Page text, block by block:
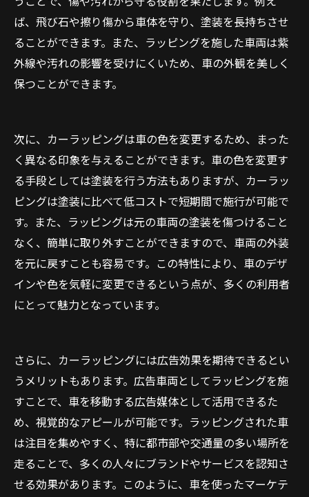
ば、飛び石や擦り傷から車体を守り、塗装を長持ちさせ
ることができます。また、ラッピングを施した車両は紫
外線や汚れの影響を受けにくいため、車の外観を美しく
保つことができます。
次に、カーラッピングは車の色を変更するため、まった
く異なる印象を与えることができます。車の色を変更す
る手段としては塗装を行う方法もありますが、カーラッ
ピングは塗装に比べて低コストで短期間で施行が可能で
す。また、ラッピングは元の車両の塗装を傷つけること
なく、簡単に取り外すことができますので、車両の外装
を元に戻すことも容易です。この特性により、車のデザ
インや色を気軽に変更できるという点が、多くの利用者
にとって魅力となっています。
さらに、カーラッピングには広告効果を期待できるとい
うメリットもあります。広告車両としてラッピングを施
すことで、車を移動する広告媒体として活用できるた
め、視覚的なアピールが可能です。ラッピングされた車
は注目を集めやすく、特に都市部や交通量の多い場所を
走ることで、多くの人々にブランドやサービスを認知さ
せる効果があります。このように、車を使ったマーケテ